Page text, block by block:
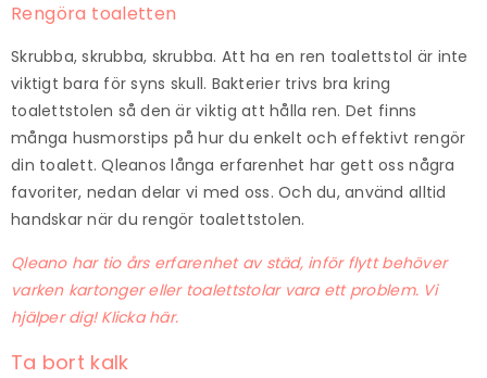
Rengöra toaletten
Skrubba, skrubba, skrubba. Att ha en ren toalettstol är inte
viktigt bara för syns skull. Bakterier trivs bra kring
toalettstolen så den är viktig att hålla ren. Det finns
många husmorstips på hur du enkelt och effektivt rengör
din toalett. Qleanos långa erfarenhet har gett oss några
favoriter, nedan delar vi med oss. Och du, använd alltid
handskar när du rengör toalettstolen.
Qleano har tio års erfarenhet av städ, inför flytt behöver
varken kartonger eller toalettstolar vara ett problem. Vi
hjälper dig! Klicka här.
Ta bort kalk